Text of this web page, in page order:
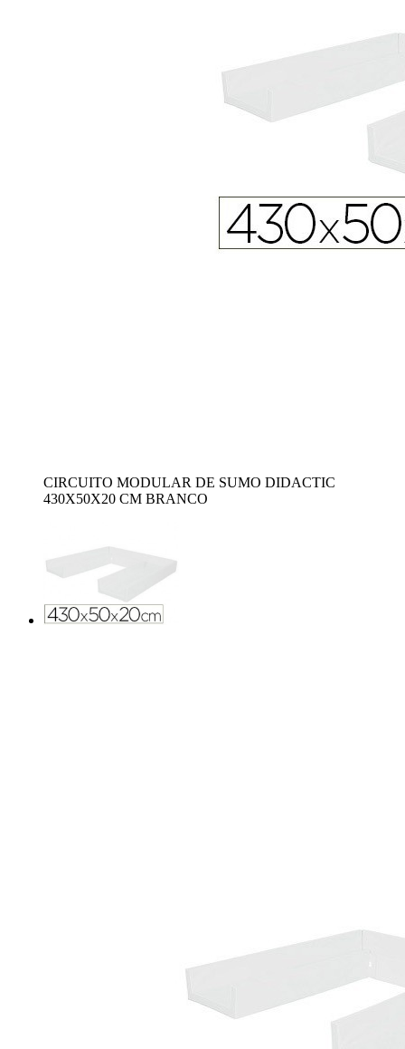
CIRCUITO MODULAR DE SUMO DIDACTIC
430X50X20 CM BRANCO